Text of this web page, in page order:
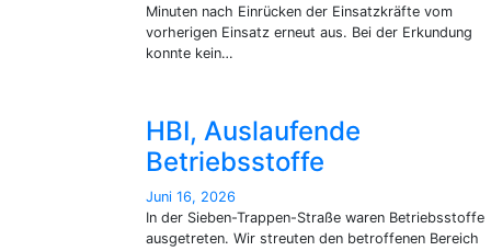
Minuten nach Einrücken der Einsatzkräfte vom
vorherigen Einsatz erneut aus. Bei der Erkundung
konnte kein…
HBI, Auslaufende
Betriebsstoffe
Juni 16, 2026
In der Sieben-Trappen-Straße waren Betriebsstoffe
ausgetreten. Wir streuten den betroffenen Bereich